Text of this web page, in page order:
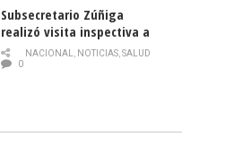
Subsecretario Zúñiga
realizó visita inspectiva a
Hospital Modular Sótero del
Río
NACIONAL, NOTICIAS,SALUD
0